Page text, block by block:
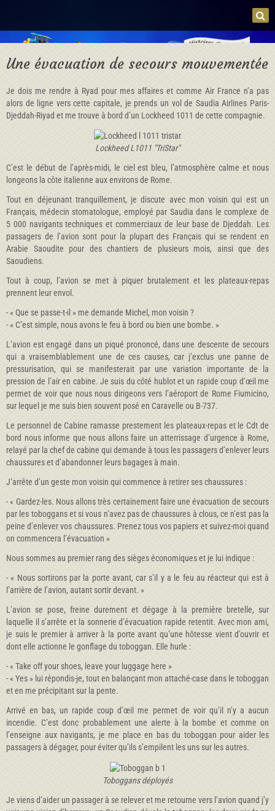
Une évacuation de secours mouvementée
Je dois me rendre à Ryad pour mes affaires et comme Air France n’a pas
alors de ligne vers cette capitale, je prends un vol de Saudia Airlines Paris-
Djeddah-Riyad et me trouve à bord d’un Lockheed 1011 de cette compagnie.
Lockheed L1011 "TriStar"
C’est le début de l’après-midi, le ciel est bleu, l’atmosphère calme et nous
longeons la côte italienne aux environs de Rome.
Tout en déjeunant tranquillement, je discute avec mon voisin qui est un
Français, médecin stomatologue, employé par Saudia dans le complexe de
5 000 navigants techniques et commerciaux de leur base de Djeddah. Les
passagers de l’avion sont pour la plupart des Français qui se rendent en
Arabie Saoudite pour des chantiers de plusieurs mois, ainsi que des
Saoudiens.
Tout à coup, l’avion se met à piquer brutalement et les plateaux-repas
prennent leur envol.
- « Que se passe-t-il » me demande Michel, mon voisin ?
- « C’est simple, nous avons le feu à bord ou bien une bombe. »
L’avion est engagé dans un piqué prononcé, dans une descente de secours
qui a vraisemblablement une de ces causes, car j’exclus une panne de
pressurisation, qui se manifesterait par une variation importante de la
pression de l’air en cabine. Je suis du côté hublot et un rapide coup d’œil me
permet de voir que nous nous dirigeons vers l’aéroport de Rome Fiumicino,
sur lequel je me suis bien souvent posé en Caravelle ou B-737.
Le personnel de Cabine ramasse prestement les plateaux-repas et le Cdt de
bord nous informe que nous allons faire un atterrissage d’urgence à Rome,
relayé par la chef de cabine qui demande à tous les passagers d’enlever leurs
chaussures et d’abandonner leurs bagages à main.
J’arrête d’un geste mon voisin qui commence à retirer ses chaussures :
- « Gardez-les. Nous allons très certainement faire une évacuation de secours
par les toboggans et si vous n’avez pas de chaussures à clous, ce n’est pas la
peine d’enlever vos chaussures. Prenez tous vos papiers et suivez-moi quand
on commencera l’évacuation »
Nous sommes au premier rang des sièges économiques et je lui indique :
- « Nous sortirons par la porte avant, car s’il y a le feu au réacteur qui est à
l’arrière de l’avion, autant sortir devant. »
L’avion se pose, freine durement et dégage à la première bretelle, sur
laquelle il s’arrête et la sonnerie d’évacuation rapide retentit. Avec mon ami,
je suis le premier à arriver à la porte avant qu’une hôtesse vient d’ouvrir et
dont elle actionne le gonflage du toboggan. Elle hurle :
- « Take off your shoes, leave your luggage here »
- « Yes » lui répondis-je, tout en balançant mon attaché-case dans le toboggan
et en me précipitant sur la pente.
Arrivé en bas, un rapide coup d’œil me permet de voir qu’il n’y a aucun
incendie. C’est donc probablement une alerte à la bombe et comme on
l’enseigne aux navigants, je me place en bas du toboggan pour aider les
passagers à dégager, pour éviter qu’ils s’empilent les uns sur les autres.
Toboggans déployés
Je viens d’aider un passager à se relever et me retourne vers l’avion quand j’y